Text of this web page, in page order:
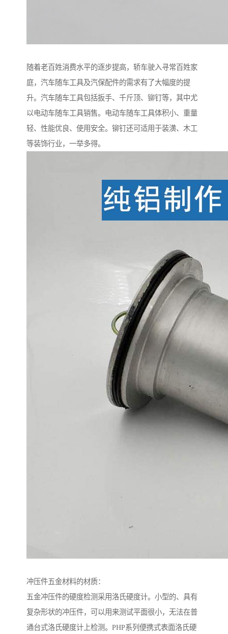
随着老百姓消费水平的逐步提高，轿车驶入寻常百姓家
庭，汽车随车工具及汽保配件的需求有了大幅度的提
升。汽车随车工具包括扳手、千斤顶、铆钉等，其中尤
以电动车随车工具销售。电动车随车工具体积小、重量
轻、性能优良、使用安全。铆钉还可适用于装潢、木工
等装饰行业，一举多得。
冲压件五金材料的材质：
五金冲压件的硬度检测采用洛氏硬度计。小型的、具有
复杂形状的冲压件，可以用来测试平面很小，无法在普
通台式洛氏硬度计上检测。PHP系列便携式表面洛氏硬